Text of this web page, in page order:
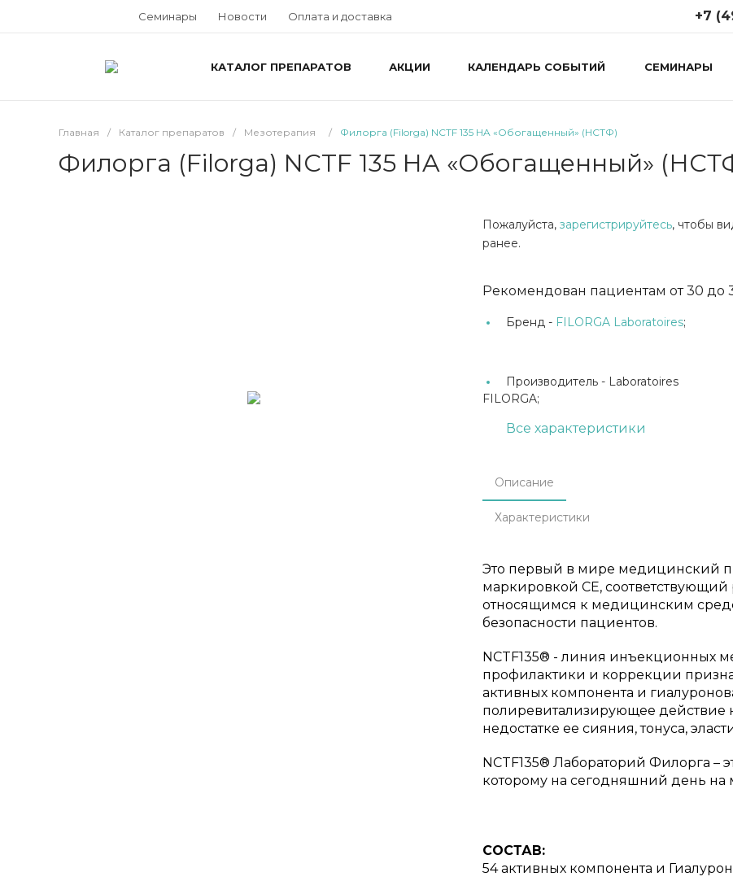
Семинары Новости Оплата и доставка +7
+7
пятница
КАТАЛОГ ПРЕПАРАТОВ АКЦИИ КАЛЕНДАРЬ СОБЫТИЙ СЕМИНАРЫ
Главная / Каталог препаратов / Мезотерапия / Филорга (Filorga) NCTF 135 HA «Обогащенный» (НСТФ)
Филорга (Filorga) NCTF 135 HA «Обогащенный»
Пожалуйста, зарегистрируйтесь, чтобы
ранее.
Рекомендован пациентам от 30 до
Бренд - FILORGA Laboratoires;
Производитель - Laboratoires
FILORGA;
Все характеристики
Описание
Характеристики
Это первый в мире медицинский
маркировкой СЕ,
относящимся к медицинским
безопасности пациентов.
NCTF135® - линия инъекционных
профилактики и коррекции
активных компонента и
полиревитализирующее действие
недостатке ее сияния, тонуса,
NCTF135® Лабораторий Филорга –
которому на сегодняшний день на
СОСТАВ:
54 активных компонента и